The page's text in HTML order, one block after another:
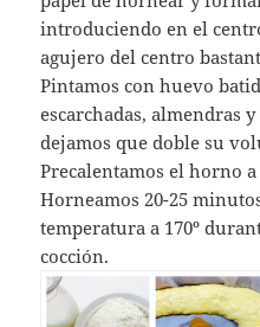
introduciendo en el
agujero del centro
Pintamos con huevo
escarchadas, almendras
dejamos que doble su
Precalentamos el horno a
Horneamos 20-25
temperatura a 170º
cocción.